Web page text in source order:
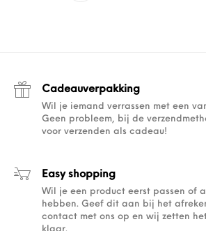
Cadeauverpakking
Wil je iemand verrassen met een
Geen probleem, bij de
voor verzenden als cadeau!
Easy shopping
Wil je een product eerst passen of
hebben. Geef dit aan bij het
contact met ons op en wij zetten